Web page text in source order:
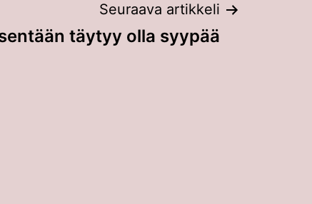
Seuraava artikkeli
täytyy olla syypää